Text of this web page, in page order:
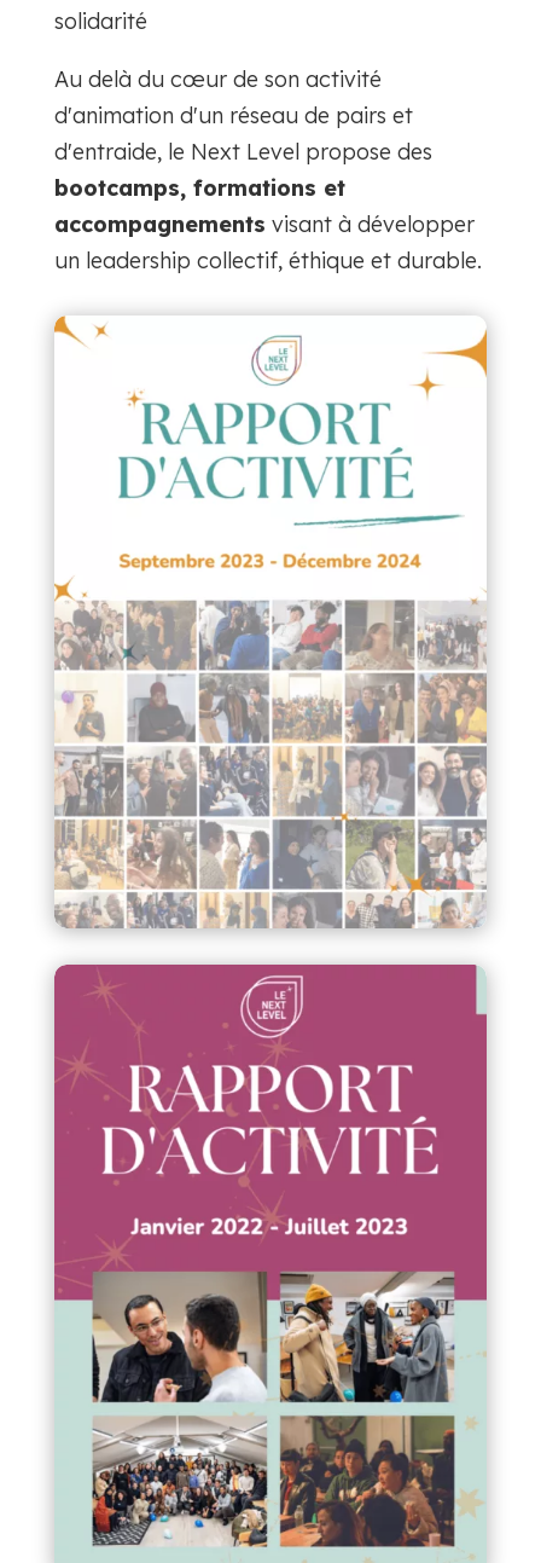
solidarité
Au delà du cœur de son activité
d'animation d'un réseau de pairs et
d'entraide, le Next Level propose des
bootcamps, formations et
accompagnements visant à développer
un leadership collectif, éthique et durable.